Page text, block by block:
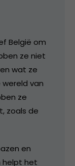
België om
ze niet
wat ze
van
ze
zoals de
en
helpt het